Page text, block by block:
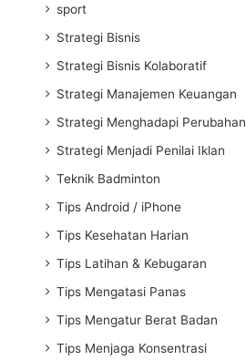
sport
Strategi Bisnis
Strategi Bisnis Kolaboratif
Strategi Manajemen Keuangan
Strategi Menghadapi Perubahan
Strategi Menjadi Penilai Iklan
Teknik Badminton
Tips Android / iPhone
Tips Kesehatan Harian
Tips Latihan & Kebugaran
Tips Mengatasi Panas
Tips Mengatur Berat Badan
Tips Menjaga Konsentrasi